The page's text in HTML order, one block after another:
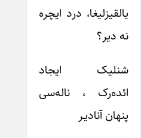
یالقیزلیغا، درد ایچره
نه دیر؟
شنلیک ایجاد
ائده‌رک ، ناله‌سی
پنهان آنادیـر